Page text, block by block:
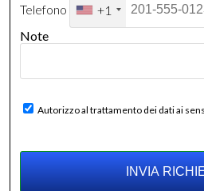
Telefono
+1
Note
Autorizzo al trattamento dei dati ai